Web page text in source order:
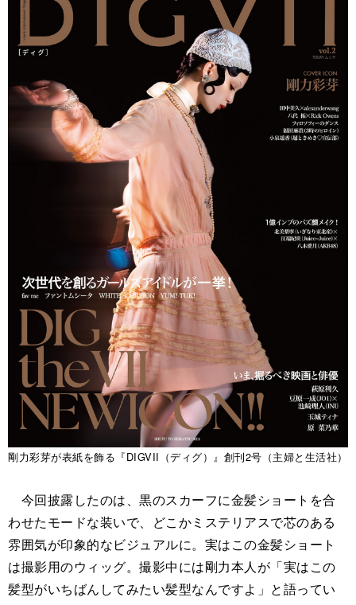
剛力彩芽が表紙を飾る『DIGVII（ディグ）』創刊2号（主婦と生活社）
今回披露したのは、黒のスカーフに金髪ショートを合
わせたモードな装いで、どこかミステリアスで芯のある
雰囲気が印象的なビジュアルに。実はこの金髪ショート
は撮影用のウィッグ。撮影中には剛力本人が「実はこの
髪型がいちばんしてみたい髪型なんですよ」と語ってい